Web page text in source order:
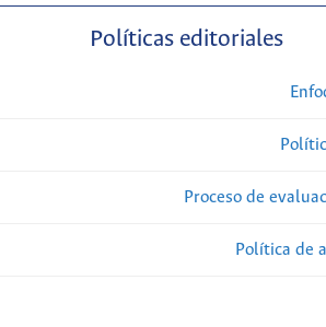
Políticas editoriales
Proceso de
Política de